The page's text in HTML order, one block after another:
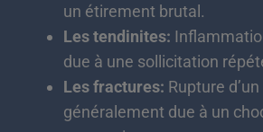
un étirement brutal.
Les tendinites:
due à une sollicitation
Les fractures: Rupture d’un
généralement due à un